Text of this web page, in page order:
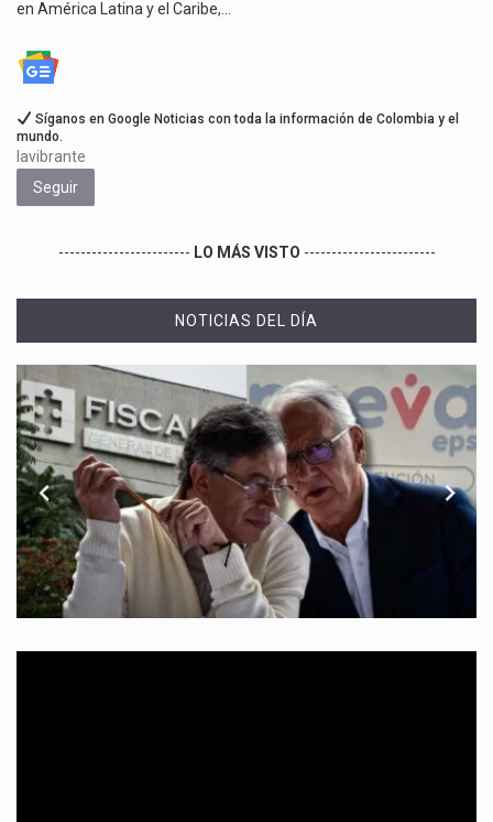
en América Latina y el Caribe,…
Síganos en Google Noticias con toda la información de Colombia y el
mundo.
lavibrante
Seguir
------------------------ LO MÁS VISTO ------------------------
NOTICIAS DEL DÍA